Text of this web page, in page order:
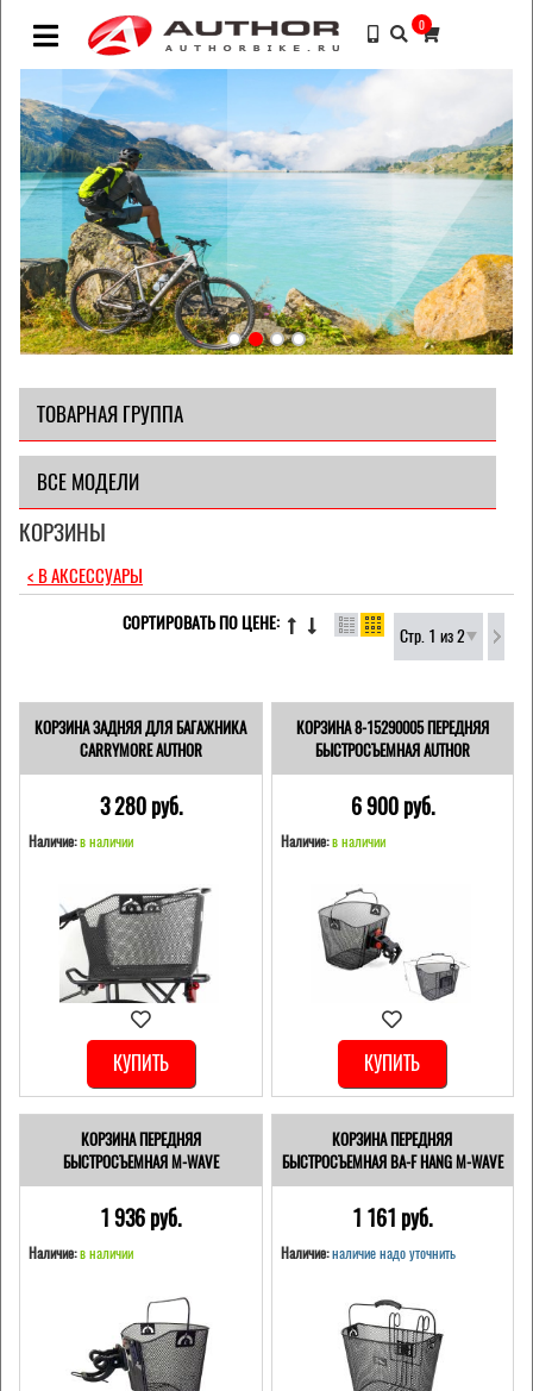
0
ТОВАРНАЯ ГРУППА
ВСЕ МОДЕЛИ
КОРЗИНЫ
< В АКСЕССУАРЫ
Стр. 1 из 2
СОРТИРОВАТЬ ПО ЦЕНЕ:
КОРЗИНА ЗАДНЯЯ ДЛЯ БАГАЖНИКА
CARRYMORE AUTHOR
3 280 pуб.
Наличие:в наличии
КУПИТЬ
КОРЗИНА 8-15290005 ПЕРЕДНЯЯ
БЫСТРОСЪЕМНАЯ AUTHOR
6 900 pуб.
Наличие: в наличии
КУПИТЬ
КОРЗИНА ПЕРЕДНЯЯ
БЫСТРОСЪЕМНАЯ M-WAVE
1 936 pуб.
Наличие:в наличии
КОРЗИНА ПЕРЕДНЯЯ
БЫСТРОСЪЕМНАЯ BA-F HANG M-WAVE
1 161 pуб.
Наличие: наличие надо уточнить